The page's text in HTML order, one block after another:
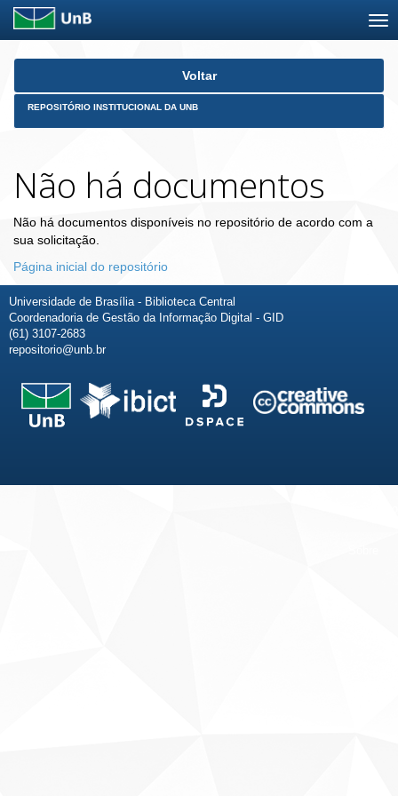
Skip
Voltar
REPOSITÓRIO INSTITUCIONAL DA UNB
Não há documentos
Não há documentos disponíveis no repositório de acordo com a
sua solicitação.
Página inicial do repositório
Universidade de Brasília - Biblioteca Central
Coordenadoria de Gestão da Informação Digital - GID
(61) 3107-2683
repositorio@unb.br